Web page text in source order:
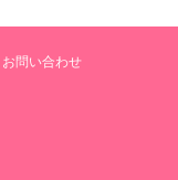
お問い合わせ